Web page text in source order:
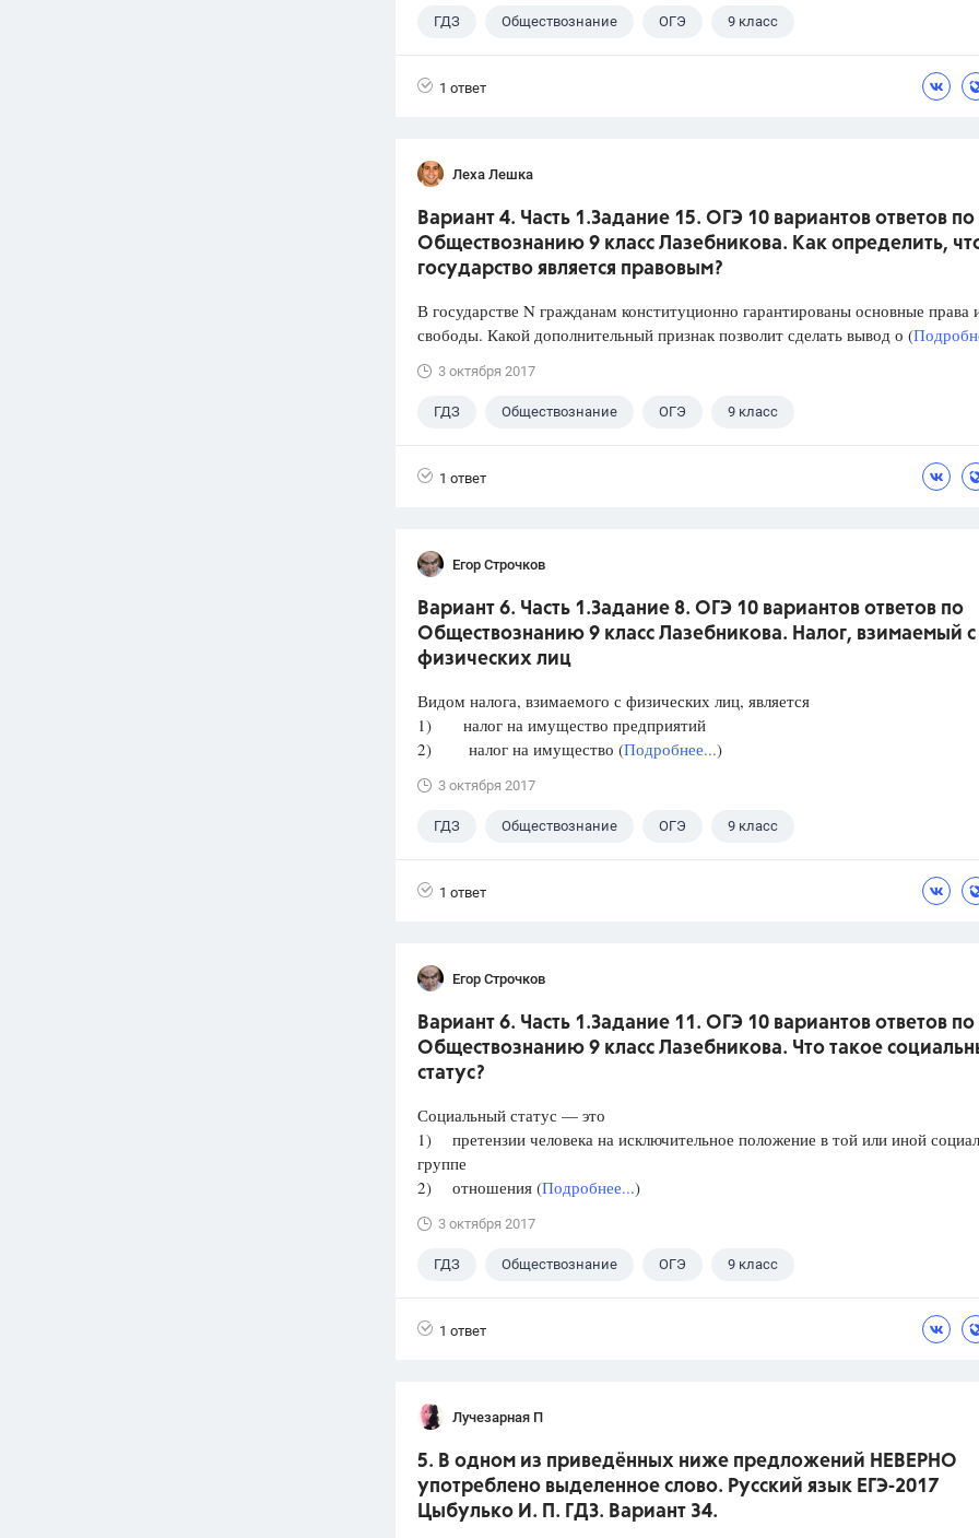
ГДЗ Обществознание ОГЭ 9 класс
1 ответ
Леха Лешка
Вариант 4. Часть 1.Задание 15. ОГЭ 10 вариантов ответов по
Обществознанию 9 класс Лазебникова. Как определить,
государство является правовым?
В государстве N гражданам конституционно гарантированы основные права
свободы. Какой дополнительный признак позволит сделать вывод о (
3 октября 2017
ГДЗ Обществознание ОГЭ 9 класс
1 ответ
Егор Строчков
Вариант 6. Часть 1.Задание 8. ОГЭ 10 вариантов ответов по
Обществознанию 9 класс Лазебникова. Налог, взимаемый с
физических лиц
Видом налога, взимаемого с физических лиц, является
1) налог на имущество предприятий
2) налог на имущество (Подробнее...)
3 октября 2017
ГДЗ Обществознание ОГЭ 9 класс
1 ответ
Егор Строчков
Вариант 6. Часть 1.Задание 11. ОГЭ 10 вариантов ответов по
Обществознанию 9 класс Лазебникова. Что такое
статус?
Социальный статус — это
1) претензии человека на исключительное положение в той или иной
группе
2) отношения (Подробнее...)
3 октября 2017
ГДЗ Обществознание ОГЭ 9 класс
1 ответ
Лучезарная П
5. В одном из приведённых ниже предложений НЕВЕРНО
употреблено выделенное слово. Русский язык ЕГЭ-2017
Цыбулько И. П. ГДЗ. Вариант 34.